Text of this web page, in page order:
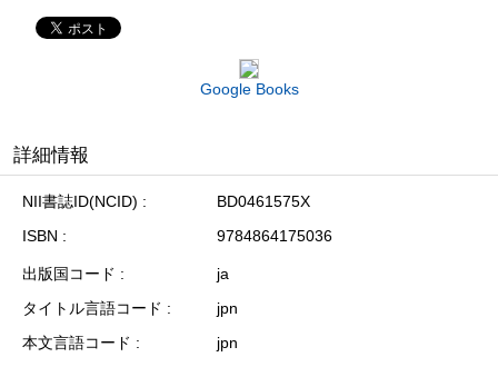
Google Books
詳細情報
NII書誌ID(NCID)
BD0461575X
ISBN
9784864175036
出版国コード
ja
タイトル言語コード
jpn
本文言語コード
jpn